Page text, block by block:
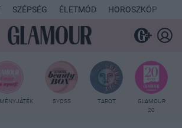
SZÉPSÉG ÉLETMÓD HOROSZKÓP
SYOSS TAROT
GLAMOUR
20